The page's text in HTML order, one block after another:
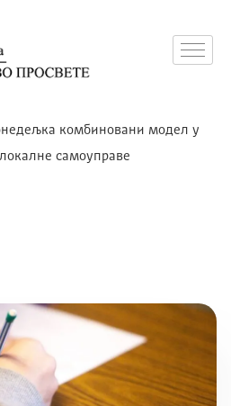
комбиновани модел у
самоуправе